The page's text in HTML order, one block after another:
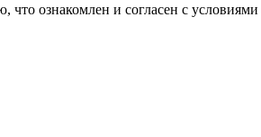
ознакомлен и согласен с условиями